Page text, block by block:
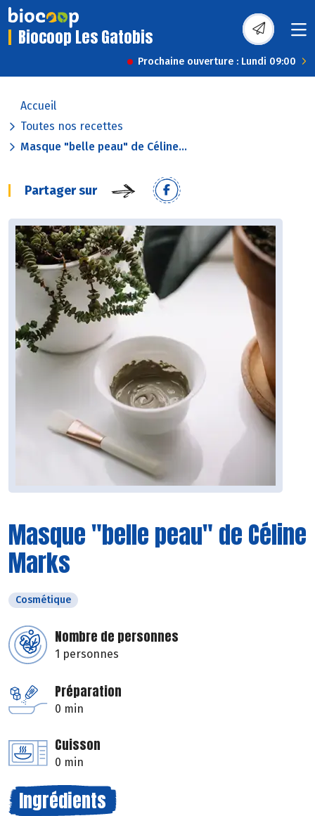
Biocoop Les Gatobis
Prochaine ouverture : Lundi 09:00
Accueil
Toutes nos recettes
Masque "belle peau" de Céline...
Partager sur
Masque "belle peau" de Céline
Marks
Cosmétique
Nombre de personnes
1 personnes
Préparation
0 min
Cuisson
0 min
Ingrédients